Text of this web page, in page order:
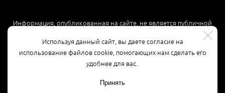
Используя данный сайт, вы даете согласие на
использование файлов cookie, помогающих нам сделать его
удобнее для вас.
Принять
Информация, опубликованная на сайте, не является публичной
офертой или рекламой, а носит информационный характер и
может быть изменена по усмотрению компании.
Разработка сайта3K Digital Studio